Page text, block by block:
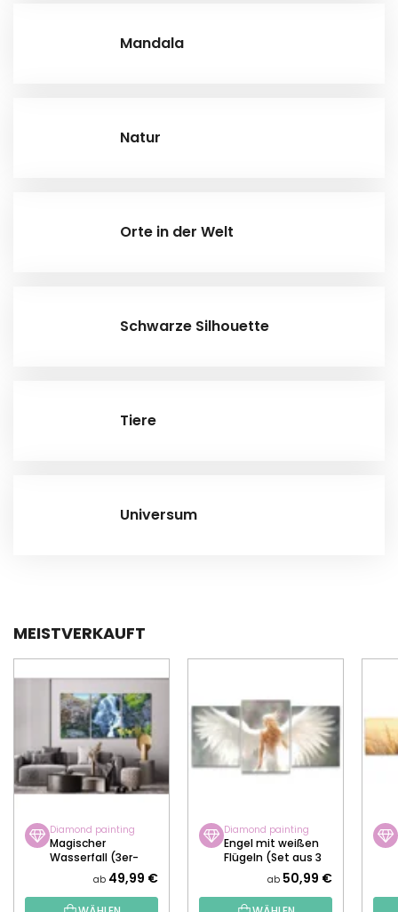
Mandala
Natur
Orte in der Welt
Schwarze Silhouette
Tiere
Universum
MEISTVERKAUFT
Diamond painting
Magischer
Wasserfall (3er-
ab 49,99 €
Diamond painting
Engel mit weißen
Flügeln (Set aus 3
Leinwänden)
ab 50,99 €